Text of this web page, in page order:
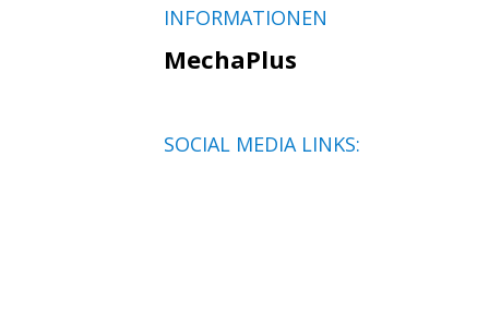
INFORMATIONEN
MechaPlus
SOCIAL MEDIA LINKS: